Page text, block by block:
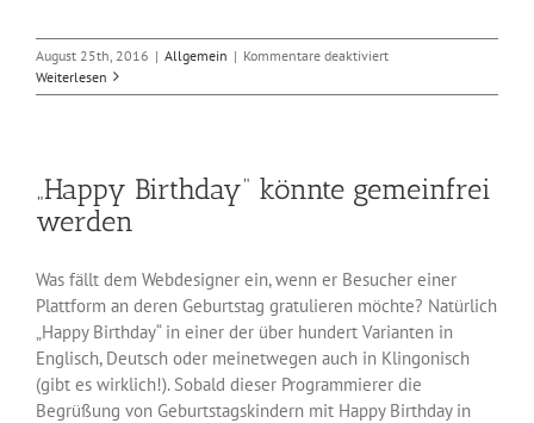
August 25th, 2016 | Allgemein | Kommentare deaktiviertfür
.blog-
Weiterlesen
„Happy Birthday“ könnte gemeinfrei
werden
Was fällt dem Webdesigner ein, wenn er Besucher einer
Plattform an deren Geburtstag gratulieren möchte? Natürlich
„Happy Birthday“ in einer der über hundert Varianten in
Englisch, Deutsch oder meinetwegen auch in Klingonisch
(gibt es wirklich!). Sobald dieser Programmierer die
Begrüßung von Geburtstagskindern mit Happy Birthday in